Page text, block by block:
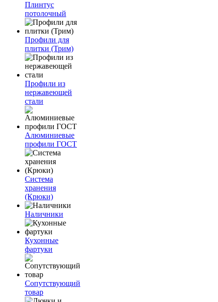
Плинтус
потолочный
Профили для
плитки (Трим)
Профили из
нержавеющей
стали
Алюминиевые
профили ГОСТ
Система
хранения
(Крюки)
Наличники
Кухонные
фартуки
Сопутствующий
товар